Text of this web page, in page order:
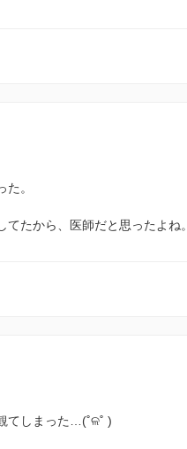
。
たから、医師だと思ったよね。
てしまった…(˚ଳ˚ )